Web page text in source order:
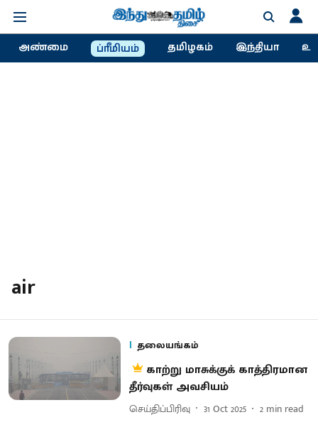
அண்மை ப்ரீமியம் தமிழகம் இந்தியா
air
தலையங்கம்
காற்று மாசுக்குக் காத்திரமான
தீர்வுகள் அவசியம்
செய்திப்பிரிவு 31 Oct 2025 2 min read